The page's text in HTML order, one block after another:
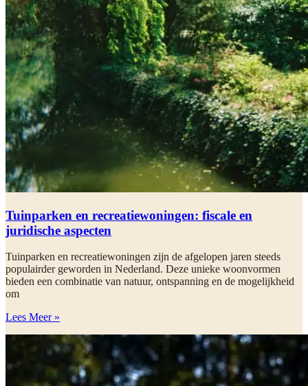
Tuinparken en recreatiewoningen: fiscale en
juridische aspecten
Tuinparken en recreatiewoningen zijn de afgelopen jaren steeds
populairder geworden in Nederland. Deze unieke woonvormen
bieden een combinatie van natuur, ontspanning en de mogelijkheid
om
Lees Meer »